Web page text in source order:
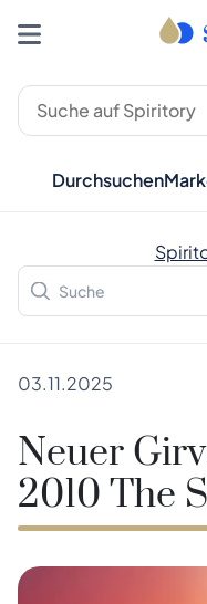
Durchsuchen
03.11.2025
Neuer
2010 The